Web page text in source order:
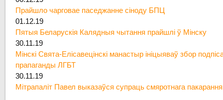
Прайшло чарговае паседжанне сіноду БПЦ
01.12.19
Пятыя Беларускія Калядныя чытання прайшлі ў Мінску
30.11.19
Мінскі Свята-Елісавецінскі манастыр ініцыяваў збор
прапаганды ЛГБТ
30.11.19
Мітрапаліт Павел выказаўся супраць смяротнага пакарання